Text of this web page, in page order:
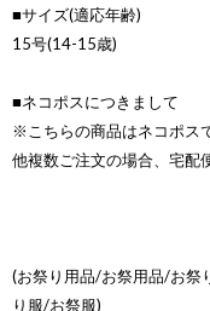
■サイズ(適応年齢)
15号(14-15歳)
■ネコポスにつきまして
※こちらの商品はネコポス
他複数ご注文の場合、宅配
(お祭り用品/お祭用品/お祭
り服/お祭服)